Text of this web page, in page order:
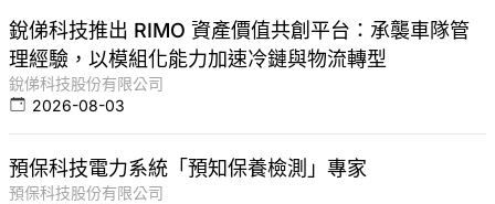
銳俤科技推出 RIMO 資產價值共創平台：承襲車隊管
理經驗，以模組化能力加速冷鏈與物流轉型
銳俤科技股份有限公司
2026-08-03
預保科技電力系統「預知保養檢測」專家
預保科技股份有限公司